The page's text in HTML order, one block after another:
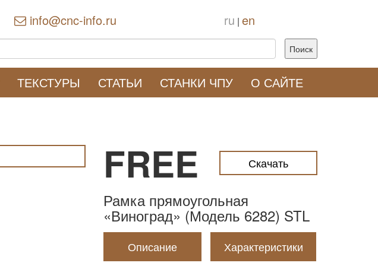
info@cnc-info.ru ru | en
ТЕКСТУРЫ СТАТЬИ СТАНКИ ЧПУ О САЙТЕ
FREE Скачать
Рамка прямоугольная
«Виноград» (Модель 6282) STL
Описание Характеристики